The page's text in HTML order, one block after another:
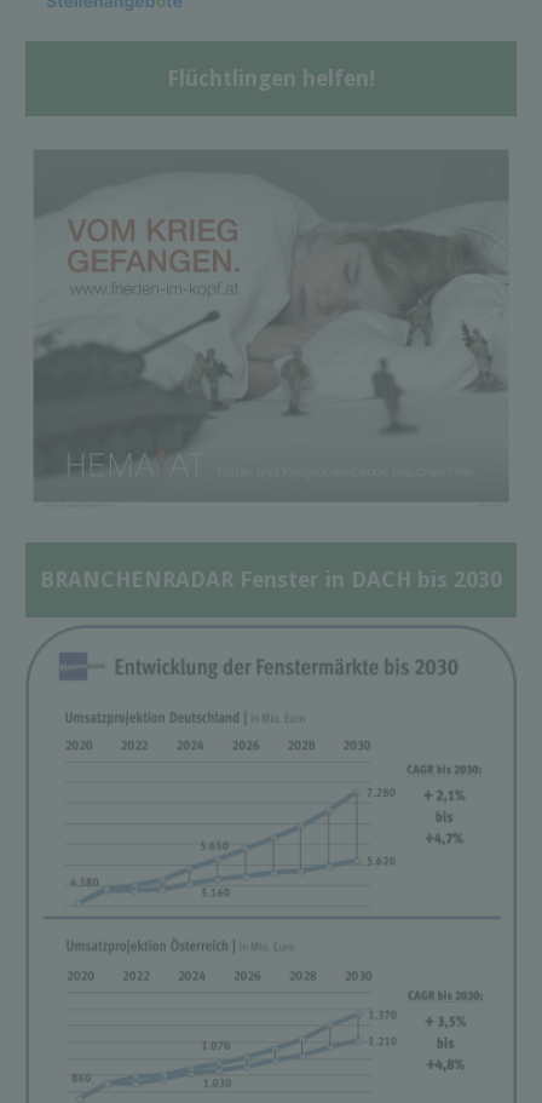
Flüchtlingen helfen!
BRANCHENRADAR Fenster in DACH bis 2030